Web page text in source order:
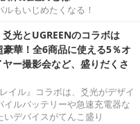
もいじめたくなる！
爻光とUGREENのコラボは
豪華！全6商品に使える5％オ
ー撮影会など、盛りだくさ
イル』コラボは、爻光がデザイ
イルバッテリーや急速充電器な
デバイスがてんこ盛り